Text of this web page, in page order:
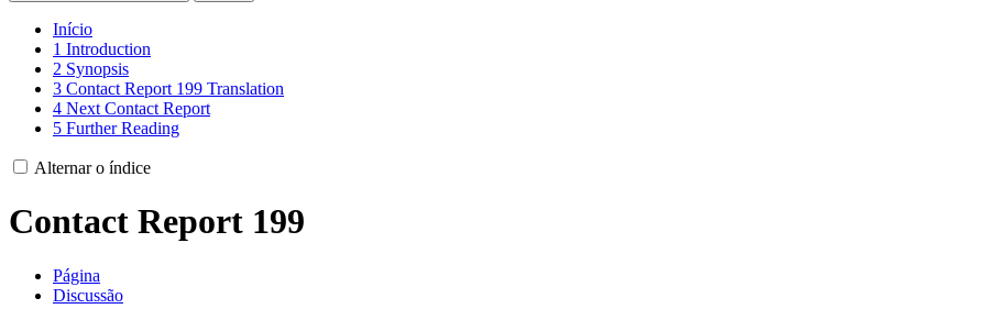
Início
1 Introduction
2 Synopsis
3 Contact Report 199 Translation
4 Next Contact Report
5 Further Reading
Alternar o índice
Contact Report 199
Página
Discussão